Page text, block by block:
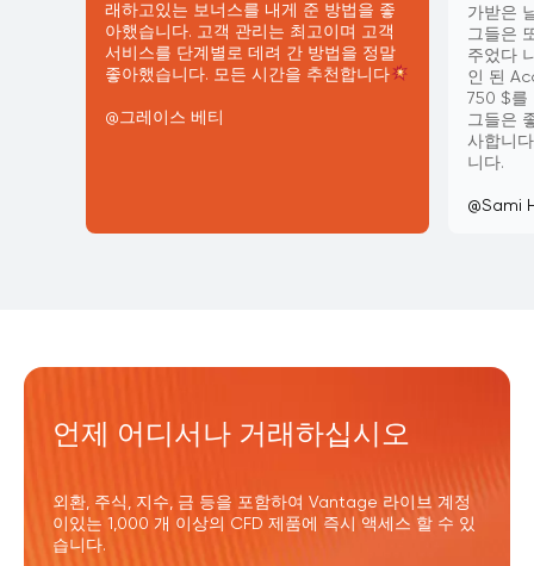
래하고있는 보너스를 내게 준 방법을 좋
아했습니다. 고객 관리는 최고이며 고객
서비스를 단계별로 데려 간 방법을 정말
좋아했습니다. 모든 시간을 추천합니다
@그레이스 베티
가받은
그들은
주었다
인 된
750 $를
그들은
사합니
니다.
@Sami
언제 어디서나 거래하십시오
외환, 주식, 지수, 금 등을 포함하여 Vantage 라이브 계정
이있는 1,000 개 이상의 CFD 제품에 즉시 액세스 할 수 있
습니다.